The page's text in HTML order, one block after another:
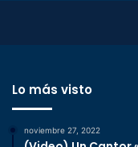
Lo más visto
noviembre 27, 2022